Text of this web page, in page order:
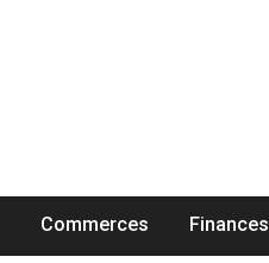
Commerces Finances